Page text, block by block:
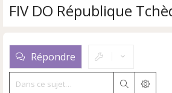
FIV DO République
Répondre
Rechercher